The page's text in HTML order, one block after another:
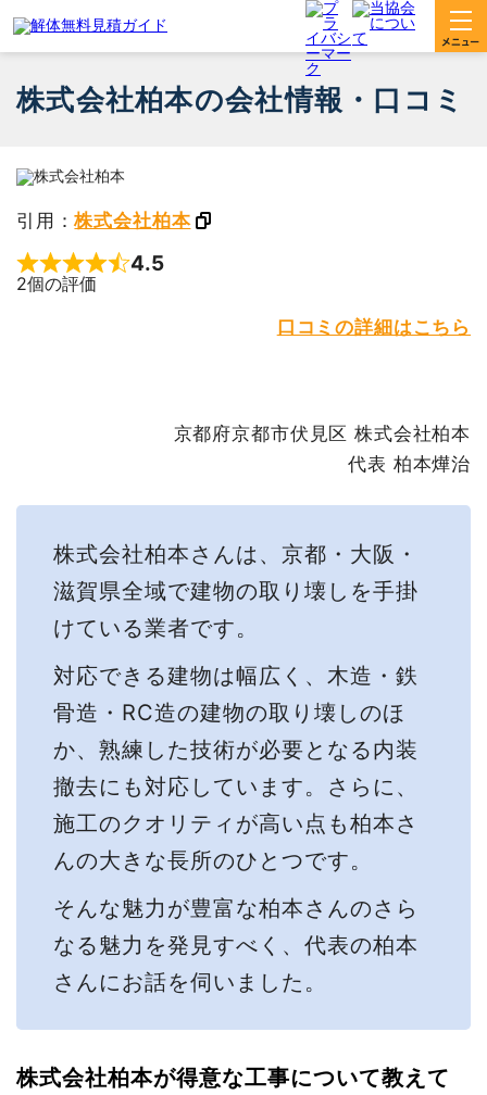
株式会社柏本の会社情報・口コミ
引用：株式会社柏本
Rated 4.5 out of 5
4.5
2個の評価
口コミの詳細はこちら
京都府京都市伏見区 株式会社柏本
代表 柏本燁治
株式会社柏本さんは、京都・大阪・
滋賀県全域で建物の取り壊しを手掛
けている業者です。
対応できる建物は幅広く、木造・鉄
骨造・RC造の建物の取り壊しのほ
か、熟練した技術が必要となる内装
撤去にも対応しています。さらに、
施工のクオリティが高い点も柏本さ
んの大きな長所のひとつです。
そんな魅力が豊富な柏本さんのさら
なる魅力を発見すべく、代表の柏本
さんにお話を伺いました。
株式会社柏本が得意な工事について教えて